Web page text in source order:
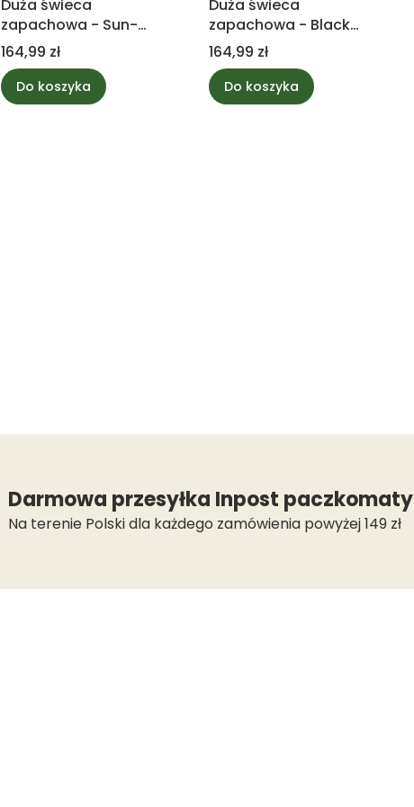
Duża świeca
zapachowa - Sun-
ripened berries -
WoodWick Trilogy
Cena
164,99 zł
Do koszyka
Duża świeca
zapachowa - Black
cherry - WoodWick
Cena
164,99 zł
Do koszyka
Darmowa przesyłka Inpost paczkomaty
Na terenie Polski dla każdego zamówienia powyżej 149 zł